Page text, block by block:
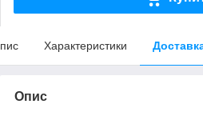
Характеристики
Опис